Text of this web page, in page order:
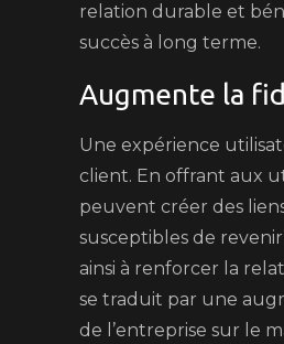
relation durable et
succès à long terme.
Augmente la
Une expérience
client. En offrant aux
peuvent créer des
susceptibles de
ainsi à renforcer la
se traduit par une
de l’entreprise sur le